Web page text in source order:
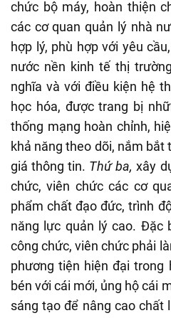
chức bộ máy, hoàn thiện
các cơ quan quản lý nhà
hợp lý, phù hợp với yêu
nước nền kinh tế thị
nghĩa và với điều kiện hệ
học hóa, được trang bị
thống mạng hoàn chỉnh,
khả năng theo dõi, nắm bắt
giá thông tin. Thứ ba, xây
chức, viên chức các cơ
phẩm chất đạo đức, trình
năng lực quản lý cao. Đặc
công chức, viên chức phải
phương tiện hiện đại trong
bén với cái mới, ủng hộ cái
sáng tạo để nâng cao chất